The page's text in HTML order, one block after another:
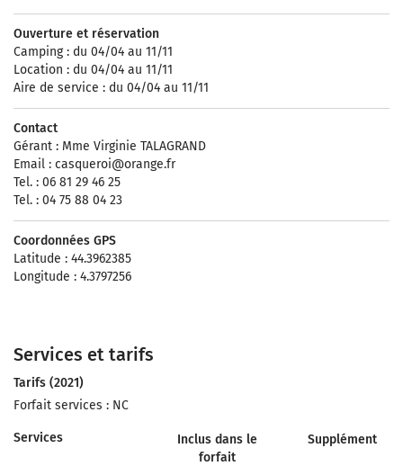
Ouverture et réservation
Camping : du 04/04 au 11/11
Location : du 04/04 au 11/11
Aire de service : du 04/04 au 11/11
Contact
Gérant : Mme Virginie TALAGRAND
Email : casqueroi@orange.fr
Tel. : 06 81 29 46 25
Tel. : 04 75 88 04 23
Coordonnées GPS
Latitude : 44.3962385
Longitude : 4.3797256
Services et tarifs
Tarifs (2021)
Forfait services : NC
Services
Inclus dans le
forfait
Supplément